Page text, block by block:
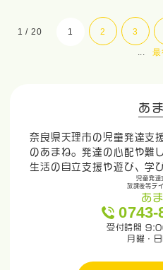
1 / 20 1 2 3
...
あ
奈良県天理市の児童発達支
のあまね。発達の心配や難
生活の自立支援や遊び、学
児童発達
放課後等デ
あ
0743-
受付時間
月曜・